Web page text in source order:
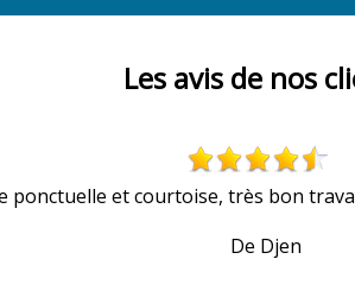
Les avis de nos
ponctuelle et courtoise, très bon
De Djen